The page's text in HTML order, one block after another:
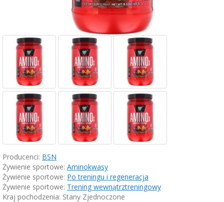
Producenci: BSN
Żywienie sportowe: Aminokwasy
Żywienie sportowe: Po treningu i regeneracja
Żywienie sportowe: Trening wewnątrztreningowy
Kraj pochodzenia: Stany Zjednoczone